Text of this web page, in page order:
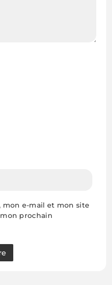
e-mail et mon site
prochain